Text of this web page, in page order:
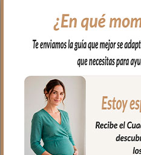
húmedo y cuando
en lavadora siempre agua
abrasivos y secado al
Cierre con cremallera de
tono del estampado.
Puedes llevar todas las
bien organizadas y sujetas
además cuenta con un